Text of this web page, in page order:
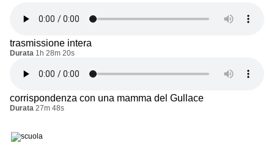
trasmissione intera
Durata 1h 28m 20s
corrispondenza con una mamma del Gullace
Durata 27m 48s